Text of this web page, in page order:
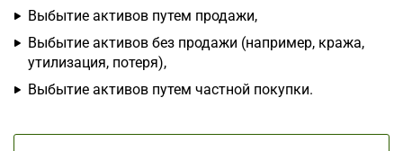
Выбытие активов путем продажи,
Выбытие активов без продажи (например, кража,
утилизация, потеря),
Выбытие активов путем частной покупки.